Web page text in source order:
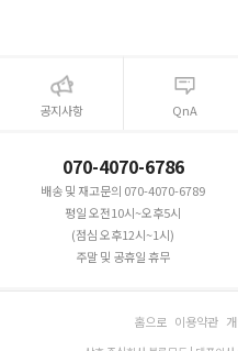
공지사항 QnA
070-4070-6786
배송 및 재고문의 070-4070-6789
평일 오전10시~오후5시
(점심 오후12시~1시)
주말 및 공휴일 휴무
홈으로 이용약관